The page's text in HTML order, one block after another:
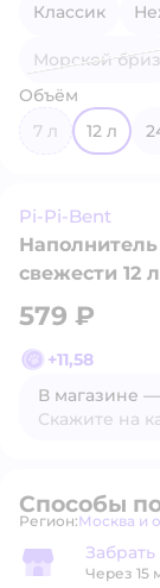
Классик
Морской бриз
Объём
7 л
12 л
Pi-Pi-Bent
свежести 12
579 ₽
+11,58
В магазине
Скажите на
Способы
Регион:Москва и
Забрать в
Забрать
Через 15